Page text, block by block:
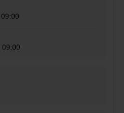
09:00
09:00